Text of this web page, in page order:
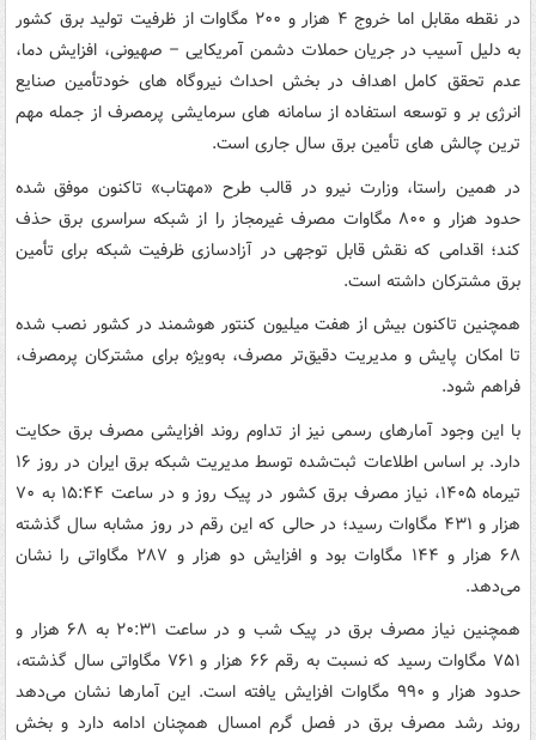
در نقطه مقابل اما خروج ۴ هزار و ۲۰۰ مگاوات از ظرفیت تولید برق کشور
به دلیل آسیب در جریان حملات دشمن آمریکایی – صهیونی، افزایش دما،
عدم تحقق کامل اهداف در بخش احداث نیروگاه های خودتأمین صنایع
انرژی بر و توسعه استفاده از سامانه های سرمایشی پرمصرف از جمله مهم
ترین چالش های تأمین برق سال جاری است.
در همین راستا، وزارت نیرو در قالب طرح «مهتاب» تاکنون موفق شده
حدود هزار و ۸۰۰ مگاوات مصرف غیرمجاز را از شبکه سراسری برق حذف
کند؛ اقدامی که نقش قابل توجهی در آزادسازی ظرفیت شبکه برای تأمین
برق مشترکان داشته است.
همچنین تاکنون بیش از هفت میلیون کنتور هوشمند در کشور نصب شده
تا امکان پایش و مدیریت دقیق‌تر مصرف، به‌ویژه برای مشترکان پرمصرف،
فراهم شود.
با این وجود آمارهای رسمی نیز از تداوم روند افزایشی مصرف برق حکایت
دارد. بر اساس اطلاعات ثبت‌شده توسط مدیریت شبکه برق ایران در روز ۱۶
تیرماه ۱۴۰۵، نیاز مصرف برق کشور در پیک روز و در ساعت ۱۵:۴۴ به ۷۰
هزار و ۴۳۱ مگاوات رسید؛ در حالی که این رقم در روز مشابه سال گذشته
۶۸ هزار و ۱۴۴ مگاوات بود و افزایش دو هزار و ۲۸۷ مگاواتی را نشان
می‌دهد.
همچنین نیاز مصرف برق در پیک شب و در ساعت ۲۰:۳۱ به ۶۸ هزار و
۷۵۱ مگاوات رسید که نسبت به رقم ۶۶ هزار و ۷۶۱ مگاواتی سال گذشته،
حدود هزار و ۹۹۰ مگاوات افزایش یافته است. این آمارها نشان می‌دهد
روند رشد مصرف برق در فصل گرم امسال همچنان ادامه دارد و بخش